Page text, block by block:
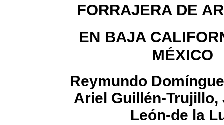
FORRAJERA DE
EN BAJA
MÉXICO
Reymundo
Ariel Guillén-Trujillo,
León-de la